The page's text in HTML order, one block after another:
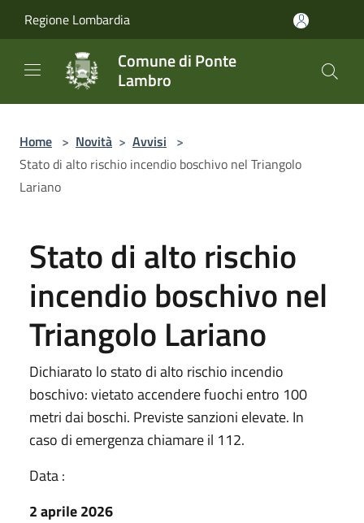
Regione Lombardia
Comune di Ponte
Lambro
Home > Novità > Avvisi >
Stato di alto rischio incendio boschivo nel Triangolo
Lariano
Stato di alto rischio
incendio boschivo nel
Triangolo Lariano
Dichiarato lo stato di alto rischio incendio
boschivo: vietato accendere fuochi entro 100
metri dai boschi. Previste sanzioni elevate. In
caso di emergenza chiamare il 112.
Data :
2 aprile 2026